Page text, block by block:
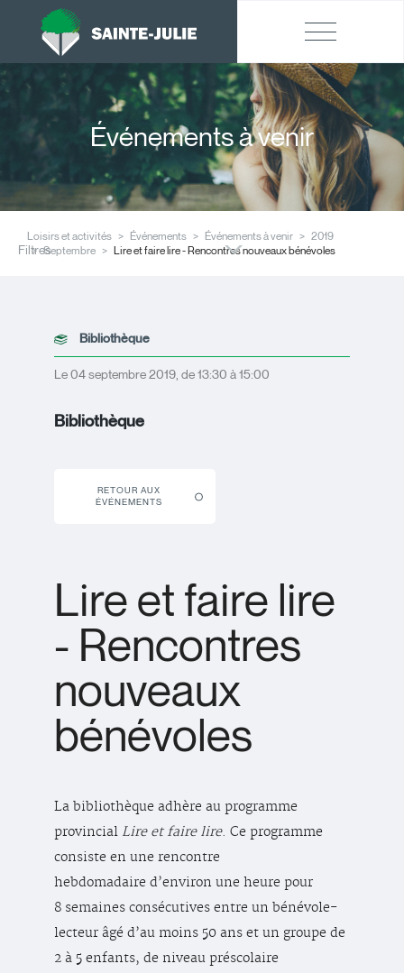
Événements à venir
Loisirs et activités Événements Événements à venir
2019
Septembre
Lire et faire lire - Rencontres nouveaux bénévoles
Filtres
Bibliothèque
Le 04 septembre 2019, de 13:30 à 15:00
Bibliothèque
RETOUR AUX
ÉVÉNEMENTS
Lire et faire lire
- Rencontres
nouveaux
bénévoles
La bibliothèque adhère au programme
provincial Lire et faire lire. Ce programme
consiste en une rencontre
hebdomadaire d’environ une heure pour
8 semaines consécutives entre un bénévole-
lecteur âgé d’au moins 50 ans et un groupe de
2 à 5 enfants, de niveau préscolaire